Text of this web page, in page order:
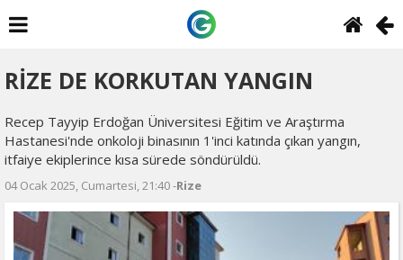
RİZE DE KORKUTAN YANGIN
Recep Tayyip Erdoğan Üniversitesi Eğitim ve Araştırma
Hastanesi'nde onkoloji binasının 1'inci katında çıkan yangın,
itfaiye ekiplerince kısa sürede söndürüldü.
04 Ocak 2025, Cumartesi, 21:40 -Rize